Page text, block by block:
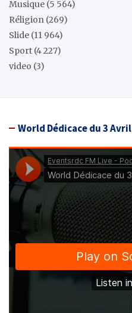
Musique (5 564)
Réligion (269)
Slide (11 964)
Sport (4 227)
video (3)
World Dédicace du 3 Avril